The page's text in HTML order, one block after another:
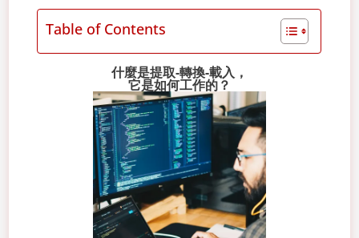
Table of Contents
什麼是提取-轉換-載入，
它是如何工作的？